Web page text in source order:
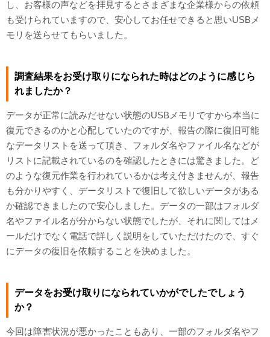
し、お客様の声などを拝見するとさまざまな企業様からの依頼
も受けられていますので、安心してお任せできると思いUSBメ
モリを送らせてもらいました。
調査結果をお受け取りになられた時はどのように感じら
れましたか？
データが正常に読みだせない状態のUSBメモリですから本当に
復元できるのかと心配していたのですが、報告の際に復旧可能
なデータリストを送って頂き、フォルダ名やファイル名などが
リストに記載されているのを確認したときには驚きました。ど
のような復元作業を行われているかは考え付きませんが、報告
も分かりやすく、データリストで復旧して欲しいデータがある
か確認できましたので安心しました。データの一部はフォルダ
名やファイル名が分からない状態でしたが、それに関してはメ
ールだけでなく電話で詳しく説明をしていただけたので、すぐ
にデータの復旧を依頼することを決めました。
データをお受け取りになられていかがでしたでしょう
か？
今回は障害状況が悪かったこともあり、一部のフォルダ名やフ